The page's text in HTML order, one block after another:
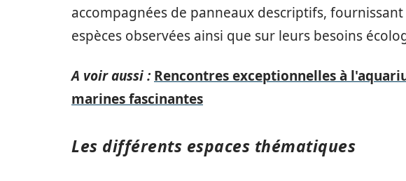
accompagnées de panneaux descriptifs,
espèces observées ainsi que sur leurs besoins
A voir aussi : Rencontres exceptionnelles à
marines fascinantes
Les différents espaces thématiques